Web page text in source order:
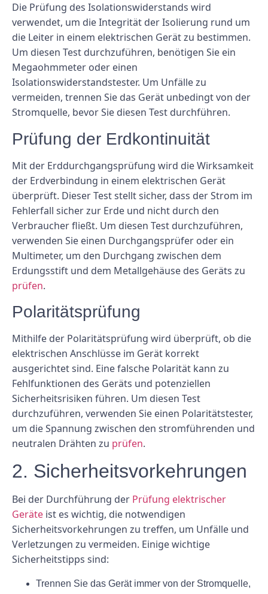
Die Prüfung des Isolationswiderstands wird
verwendet, um die Integrität der Isolierung rund um
die Leiter in einem elektrischen Gerät zu bestimmen.
Um diesen Test durchzuführen, benötigen Sie ein
Megaohmmeter oder einen
Isolationswiderstandstester. Um Unfälle zu
vermeiden, trennen Sie das Gerät unbedingt von der
Stromquelle, bevor Sie diesen Test durchführen.
Prüfung der Erdkontinuität
Mit der Erddurchgangsprüfung wird die Wirksamkeit
der Erdverbindung in einem elektrischen Gerät
überprüft. Dieser Test stellt sicher, dass der Strom im
Fehlerfall sicher zur Erde und nicht durch den
Verbraucher fließt. Um diesen Test durchzuführen,
verwenden Sie einen Durchgangsprüfer oder ein
Multimeter, um den Durchgang zwischen dem
Erdungsstift und dem Metallgehäuse des Geräts zu
prüfen.
Polaritätsprüfung
Mithilfe der Polaritätsprüfung wird überprüft, ob die
elektrischen Anschlüsse im Gerät korrekt
ausgerichtet sind. Eine falsche Polarität kann zu
Fehlfunktionen des Geräts und potenziellen
Sicherheitsrisiken führen. Um diesen Test
durchzuführen, verwenden Sie einen Polaritätstester,
um die Spannung zwischen den stromführenden und
neutralen Drähten zu prüfen.
2. Sicherheitsvorkehrungen
Bei der Durchführung der Prüfung elektrischer
Geräte ist es wichtig, die notwendigen
Sicherheitsvorkehrungen zu treffen, um Unfälle und
Verletzungen zu vermeiden. Einige wichtige
Sicherheitstipps sind:
Trennen Sie das Gerät immer von der Stromquelle,